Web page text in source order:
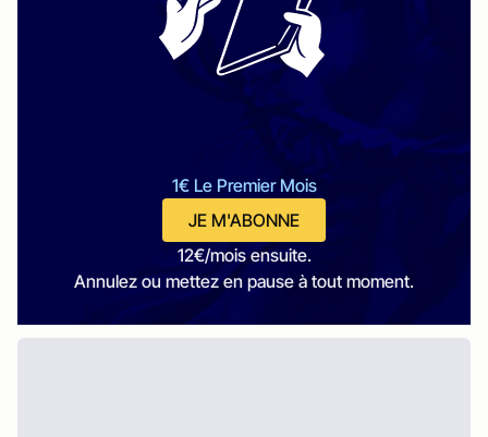
1€ Le Premier Mois
JE M'ABONNE
12€/mois ensuite.
Annulez ou mettez en pause à tout moment.